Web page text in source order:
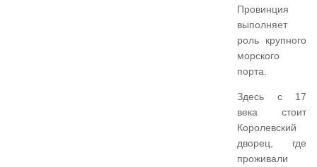
Провинция
выполняет
роль крупного
морского
порта.
Здесь с 17
века стоит
Королевский
дворец, где
проживали